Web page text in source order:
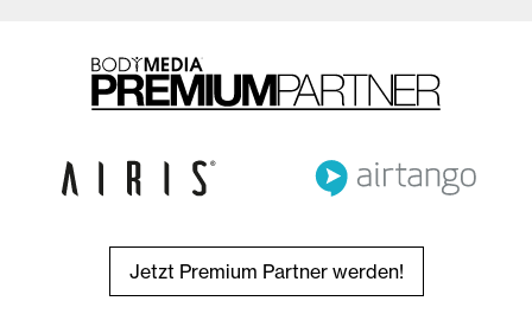
Jetzt Premium Partner werden!